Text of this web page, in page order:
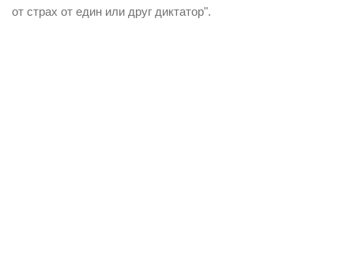
от страх от един или друг диктатор".